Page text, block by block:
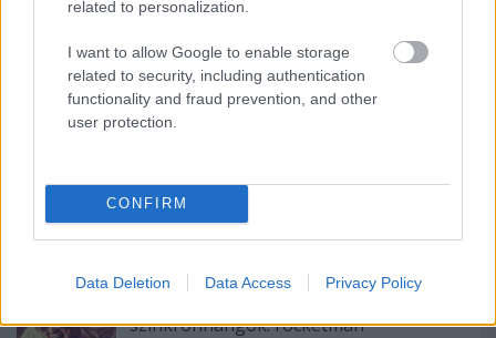
related to personalization.
I want to allow Google to enable storage
related to security, including authentication
functionality and fraud prevention, and other
user protection.
CONFIRM
Data Deletion Data Access Privacy Policy
Ajánlott bejegyzések:
magyar box office: no para
usa box office: toy's play
szinkronhangok: rocketman